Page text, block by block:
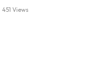
451 Views